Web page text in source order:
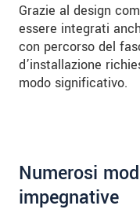
Grazie al design
essere integrati
con percorso del
d’installazione
modo significativo.
Numerosi
impegnative